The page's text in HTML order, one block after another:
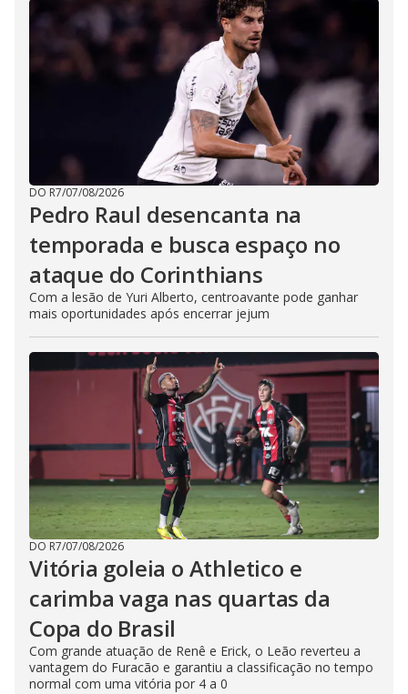
DO R7/07/08/2026
Pedro Raul desencanta na
temporada e busca espaço no
ataque do Corinthians
Com a lesão de Yuri Alberto, centroavante pode ganhar
mais oportunidades após encerrar jejum
DO R7/07/08/2026
Vitória goleia o Athletico e
carimba vaga nas quartas da
Copa do Brasil
Com grande atuação de Renê e Erick, o Leão reverteu a
vantagem do Furacão e garantiu a classificação no tempo
normal com uma vitória por 4 a 0